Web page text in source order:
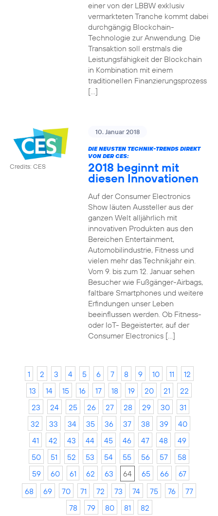
einer von der LBBW exklusiv
vermarkteten Tranche kommt dabei
durchgängig Blockchain-
Technologie zur Anwendung. Die
Transaktion soll erstmals die
Leistungsfähigkeit der Blockchain
in Kombination mit einem
traditionellen Finanzierungsprozess
[…]
Credits: CES
10. Januar 2018
DIE NEUSTEN TECHNIK-TRENDS DIREKT
VON DER CES:
2018 beginnt mit
diesen Innovationen
Auf der Consumer Electronics
Show läuten Aussteller aus der
ganzen Welt alljährlich mit
innovativen Produkten aus den
Bereichen Entertainment,
Automobilindustrie, Fitness und
vielen mehr das Technikjahr ein.
Vom 9. bis zum 12. Januar sehen
Besucher wie Fußgänger-Airbags,
faltbare Smartphones und weitere
Erfindungen unser Leben
beeinflussen werden. Ob Fitness-
oder IoT- Begeisterter, auf der
Consumer Electronics […]
1 2 3 4 5 6 7 8 9 10 11
12
13
14 15 16 17 18 19 20 21
22
23
24 25 26 27 28 29 30
31
32
33 34 35 36 37 38 39
40
41
42 43 44 45 46 47 48
49
50
51 52 53 54 55 56 57
58
59
60 61 62 63 64 65 66
67
68
69 70 71 72 73 74 75 76
77
78
79 80 81 82